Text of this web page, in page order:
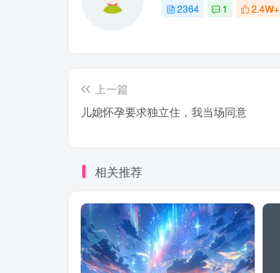
2364 1 2.4W+
上一篇
儿媳怀孕要求独立住，我当场同意
相关推荐